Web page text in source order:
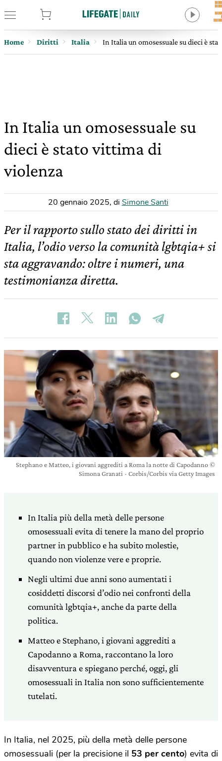
Home Diritti Italia In Italia un omosessuale su dieci è
In Italia un omosessuale su
dieci è stato vittima di
violenza
20 gennaio 2025, di Simone Santi
Per il rapporto sullo stato dei diritti in
Italia, l’odio verso la comunità lgbtqia+ si
sta aggravando: oltre i numeri, una
testimonianza diretta.
Stephano e Matteo, i giovani aggrediti a Roma la notte di Capodanno ©
Simona Granati - Corbis/Corbis via Getty Images
In Italia più della metà delle persone
omosessuali evita di tenere la mano del proprio
partner in pubblico e ha subito molestie,
quando non violenze vere e proprie.
Negli ultimi due anni sono aumentati i
cosiddetti discorsi d’odio nei confronti della
comunità lgbtqia+, anche da parte della
politica.
Matteo e Stephano, i giovani aggrediti a
Capodanno a Roma, raccontano la loro
disavventura e spiegano perché, oggi, gli
omosessuali in Italia non sono sufficientemente
tutelati.
In Italia, nel 2025, più della metà delle persone
omosessuali (per la precisione il 53 per cento) evita di